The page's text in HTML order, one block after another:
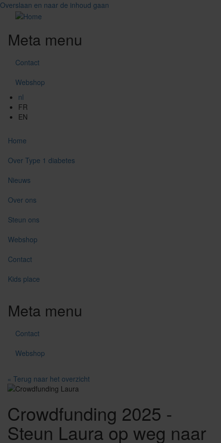
Overslaan en naar de inhoud gaan
Meta menu
Contact
Webshop
nl
FR
EN
Home
Over Type 1 diabetes
Nieuws
Over ons
Steun ons
Webshop
Contact
Kids place
Meta menu
Contact
Webshop
« Terug naar het overzicht
Crowdfunding 2025 -
Steun Laura op weg naar